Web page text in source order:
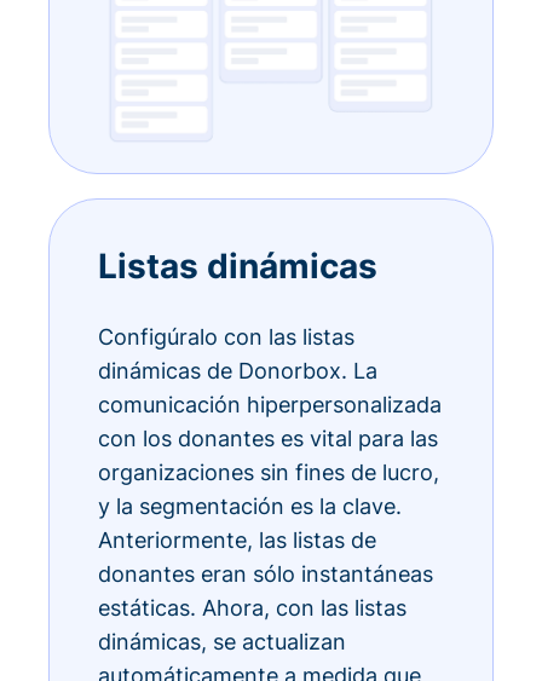
Listas dinámicas
Configúralo con las listas
dinámicas de Donorbox. La
comunicación hiperpersonalizada
con los donantes es vital para las
organizaciones sin fines de lucro,
y la segmentación es la clave.
Anteriormente, las listas de
donantes eran sólo instantáneas
estáticas. Ahora, con las listas
dinámicas, se actualizan
automáticamente a medida que